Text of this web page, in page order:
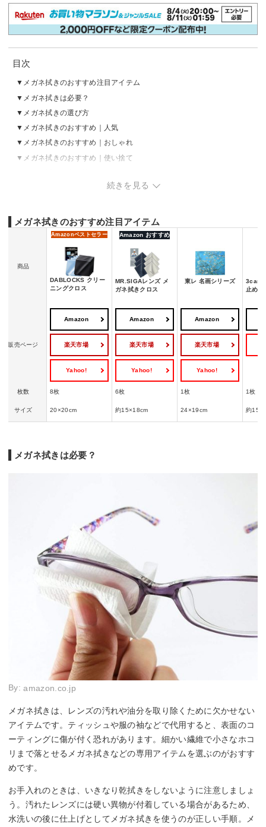
目次
メガネ拭きのおすすめ注目アイテム
メガネ拭きは必要？
メガネ拭きの選び方
メガネ拭きのおすすめ｜人気
メガネ拭きのおすすめ｜おしゃれ
メガネ拭きのおすすめ｜使い捨て
続きを見る
メガネ拭きのおすすめ注目アイテム
商品
Amazonベストセラー
DABLOCKS クリー
ニングクロス
Amazon おすすめ
MR.SIGAレンズ メ
ガネ拭きクロス
東レ 名画シリーズ
3carat
止め
販売ページ
Amazon
楽天市場
Yahoo!
Amazon
楽天市場
Yahoo!
Amazon
楽天市場
Yahoo!
枚数 8枚 6枚 1枚 1枚
サイズ 20×20cm 約15×18cm 24×19cm 約
メガネ拭きは必要？
By:amazon.co.jp
メガネ拭きは、レンズの汚れや油分を取り除くために欠かせない
アイテムです。ティッシュや服の袖などで代用すると、表面のコ
ーティングに傷が付く恐れがあります。細かい繊維で小さなホコ
リまで落とせるメガネ拭きなどの専用アイテムを選ぶのがおすす
めです。
お手入れのときは、いきなり乾拭きをしないように注意しましょ
う。汚れたレンズには硬い異物が付着している場合があるため、
水洗いの後に仕上げとしてメガネ拭きを使うのが正しい手順。メ